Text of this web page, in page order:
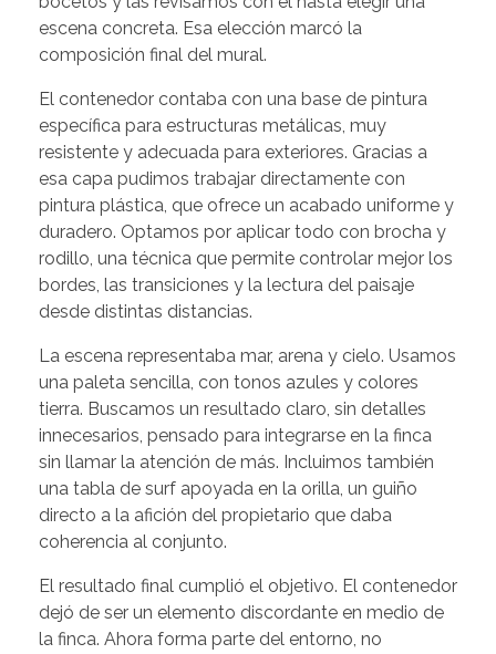
escena concreta. Esa elección marcó la
composición final del mural.
El contenedor contaba con una base de pintura
específica para estructuras metálicas, muy
resistente y adecuada para exteriores. Gracias a
esa capa pudimos trabajar directamente con
pintura plástica, que ofrece un acabado uniforme y
duradero. Optamos por aplicar todo con brocha y
rodillo, una técnica que permite controlar mejor los
bordes, las transiciones y la lectura del paisaje
desde distintas distancias.
La escena representaba mar, arena y cielo. Usamos
una paleta sencilla, con tonos azules y colores
tierra. Buscamos un resultado claro, sin detalles
innecesarios, pensado para integrarse en la finca
sin llamar la atención de más. Incluimos también
una tabla de surf apoyada en la orilla, un guiño
directo a la afición del propietario que daba
coherencia al conjunto.
El resultado final cumplió el objetivo. El contenedor
dejó de ser un elemento discordante en medio de
la finca. Ahora forma parte del entorno, no